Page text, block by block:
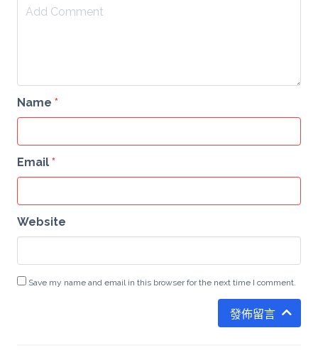
Name *
Email *
Website
Save my name and email in this browser for the next time I comment.
發佈留言